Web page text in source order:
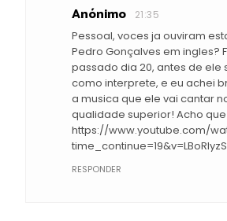
Anónimo 21:35
Pessoal, voces ja ouviram
Pedro Gonçalves em ingles?
passado dia 20, antes de ele
como interprete, e eu achei
a musica que ele vai cantar
qualidade superior! Acho
https://www.youtube.com/
RESPONDER